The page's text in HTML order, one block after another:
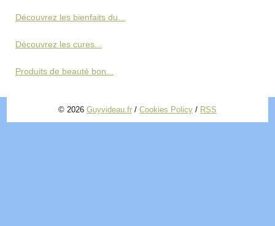
Découvrez les bienfaits du...
Découvrez les cures...
Produits de beauté bon...
© 2026 Guyvideau.fr / Cookies Policy / RSS